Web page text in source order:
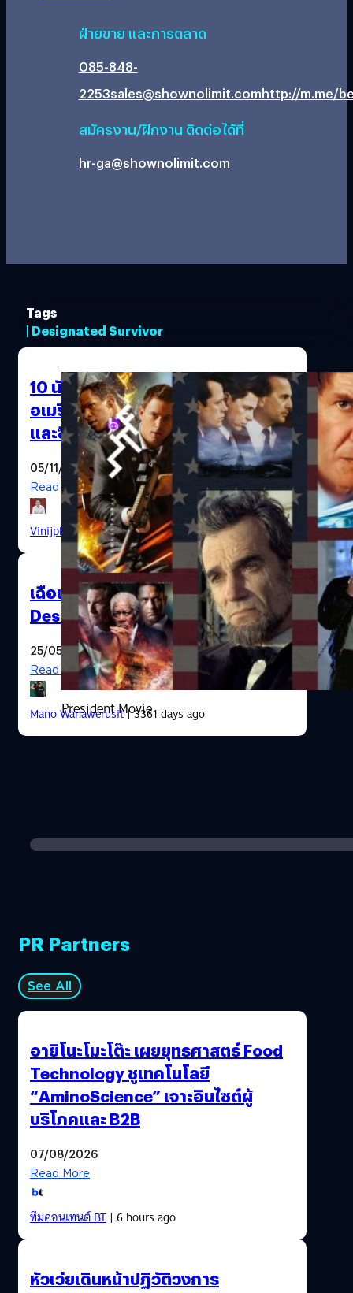
ฝ่ายขาย และการตลาด
085-848-
2253sales@shownolimit.comhttp://m.me/
สมัครงาน/ฝึกงาน ติดต่อได้ที่
hr-ga@shownolimit.com
Tags
| Designated Survivor
President Movie
10 นักแสดงเป็น “ประธานาธิบดี
อเมริกา” ที่เท่ที่สุดตลอดกาลจากหนัง
และซีรีส์
05/11/2020
Read More
Vinijphat Kanyapong| 2101 days ago
เฉือนคมวินาศกรรมกับผู้นำจำเป็นใน
Designated Survivor (2016)
25/05/2017
Read More
Mano Wanawerusit| 3361 days ago
PR Partners
See All
อายิโนะโมะโต๊ะ เผยยุทธศาสตร์ Food
Technology ชูเทคโนโลยี
“AminoScience” เจาะอินไซต์ผู้
บริโภคและ B2B
07/08/2026
Read More
ทีมคอนเทนต์ BT| 6 hours ago
หัวเว่ยเดินหน้าปฏิวัติวงการ